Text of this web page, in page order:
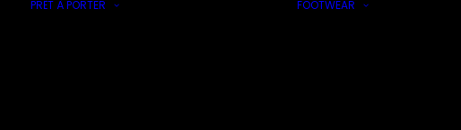
PRÊT À PORTER FOOTWEAR